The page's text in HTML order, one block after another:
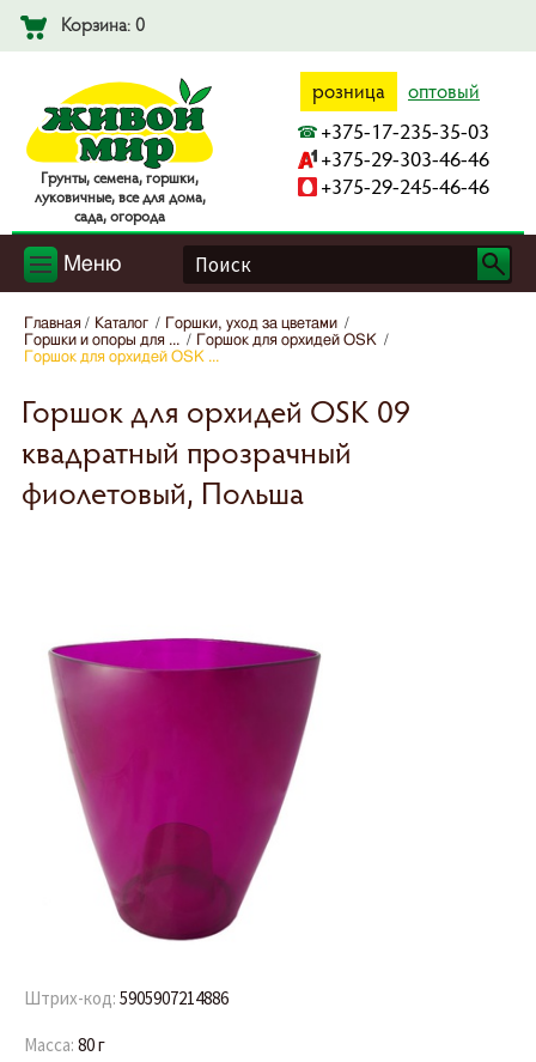
Корзина: 0
Гpyнты, ceмeнa, гopшки,
лyкoвичныe, вce для дoмa,
caдa, oгopoдa
розница оптовый
+375-17-235-35-03
+375-29-303-46-46
+375-29-245-46-46
Меню
Главная Каталог
Горшки, уход за цветами
Горшки и опоры для ...
Горшок для орхидей OSK
Горшок для орхидей OSK ...
Горшок для орхидей OSK 09
квадратный прозрачный
фиолетовый, Польша
Штрих-код: 5905907214886
Масса: 80 г